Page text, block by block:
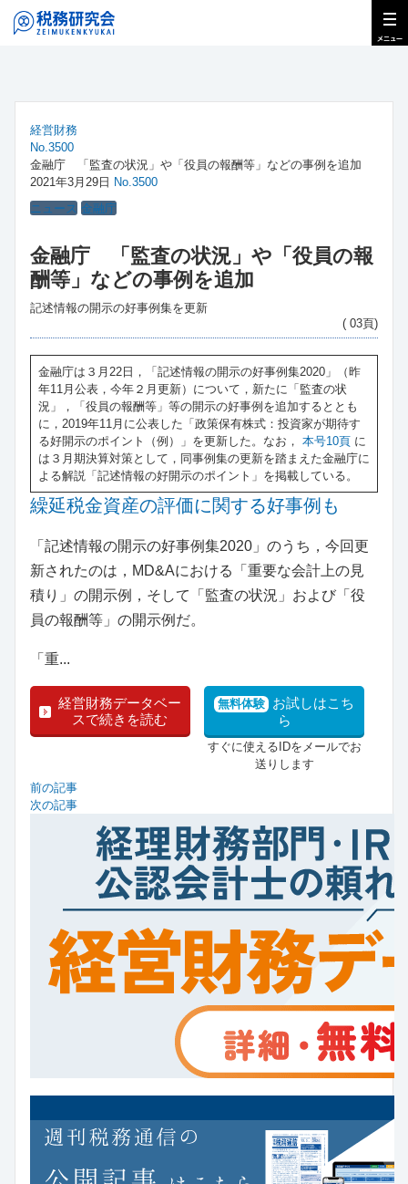
経営財務
No.3500
金融庁 「監査の状況」や「役員の報酬等」などの事例を追加
2021年3月29日 No.3500
ニュース 金融庁
金融庁 「監査の状況」や「役員の報
酬等」などの事例を追加
記述情報の開示の好事例集を更新
( 03頁)
金融庁は３月22日，「記述情報の開示の好事例集2020」（昨
年11月公表，今年２月更新）について，新たに「監査の状
況」，「役員の報酬等」等の開示の好事例を追加するととも
に，2019年11月に公表した「政策保有株式：投資家が期待す
る好開示のポイント（例）」を更新した。なお， 本号10頁 に
は３月期決算対策として，同事例集の更新を踏まえた金融庁に
よる解説「記述情報の好開示のポイント」を掲載している。
繰延税金資産の評価に関する好事例も
「記述情報の開示の好事例集2020」のうち，今回更
新されたのは，MD&Aにおける「重要な会計上の見
積り」の開示例，そして「監査の状況」および「役
員の報酬等」の開示例だ。
「重...
経営財務データベー
スで続きを読む
無料体験 お試しはこち
ら
すぐに使えるIDをメールでお
送りします
前の記事
次の記事